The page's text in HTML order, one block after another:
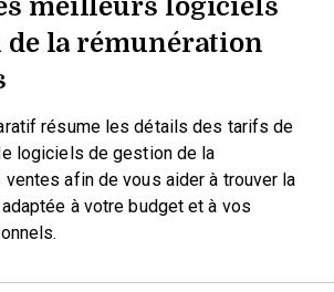
de la rémunération
résume les détails des tarifs de
logiciels de gestion de la
ventes afin de vous aider à trouver la
à votre budget et à vos